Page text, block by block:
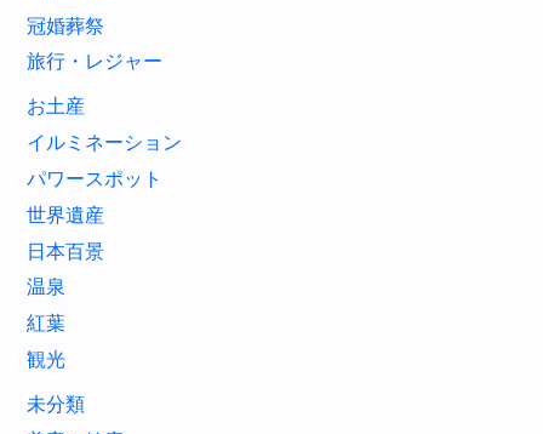
冠婚葬祭
旅行・レジャー
お土産
イルミネーション
パワースポット
世界遺産
日本百景
温泉
紅葉
観光
未分類